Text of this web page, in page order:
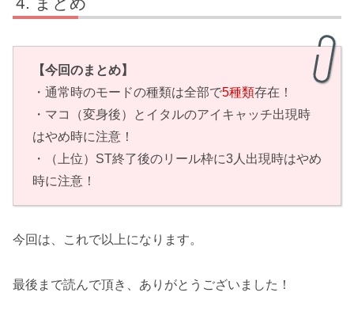
【今回のまとめ】
・通常時のモードの種類は全部で5種類存在！
・マコ（変身後）とイタルのアイキャッチ出現時
はやめ時に注意！
・（上位）ST終了後のリール枠に3人出現時はやめ
時に注意！
今回は、これで以上になります。
最後まで読んで頂き、ありがとうございました！